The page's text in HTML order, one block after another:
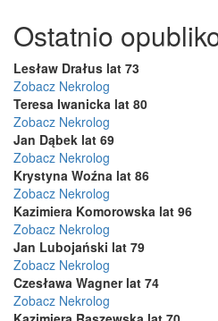
Ostatnio
Lesław Drałus lat 73
Zobacz Nekrolog
Teresa Iwanicka lat 80
Zobacz Nekrolog
Jan Dąbek lat 69
Zobacz Nekrolog
Krystyna Woźna lat 86
Zobacz Nekrolog
Kazimiera Komorowska lat 96
Zobacz Nekrolog
Jan Lubojański lat 79
Zobacz Nekrolog
Czesława Wagner lat 74
Zobacz Nekrolog